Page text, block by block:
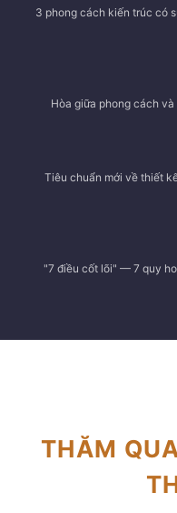
3 phong cách kiến trúc có
Hòa giữa phong cách
Tiêu chuẩn mới về thiết
"7 điều cốt lõi" — 7 quy
THĂM